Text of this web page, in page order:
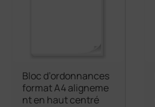
Bloc d’ordonnances
format A4 aligneme
nt en haut centré